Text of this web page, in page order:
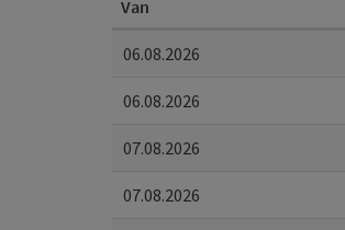
Van
06.08.2026
06.08.2026
07.08.2026
07.08.2026